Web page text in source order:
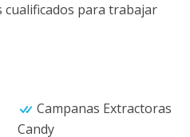
cualificados para trabajar
Campanas Extractoras
Candy